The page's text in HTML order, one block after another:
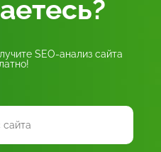
SEO-анализ сайта